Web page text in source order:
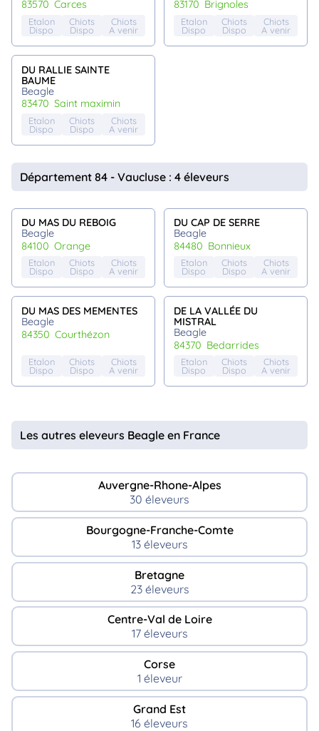
83570 carces
Etalon
Dispo
Chiots
Dispo
Chiots
A venir
83170 brignoles
Etalon
Dispo
Chiots
Dispo
Chiots
A venir
DU RALLIE SAINTE
BAUME
Beagle
83470
saint maximin
Etalon
Dispo
Chiots
Dispo
Chiots
A venir
Département 84 - Vaucluse : 4 éleveurs
DU MAS DU REBOIG
Beagle
84100
orange
Etalon
Dispo
Chiots
Dispo
Chiots
A venir
DU CAP DE SERRE
Beagle
84480
bonnieux
Etalon
Dispo
Chiots
Dispo
Chiots
A venir
DU MAS DES MEMENTES
Beagle
84350
courthézon
Etalon
Dispo
Chiots
Dispo
Chiots
A venir
DE LA VALLÉE DU
MISTRAL
Beagle
84370
bedarrides
Etalon
Dispo
Chiots
Dispo
Chiots
A venir
Les autres eleveurs Beagle en France
Auvergne-Rhone-Alpes
30 éleveurs
Bourgogne-Franche-Comte
13 éleveurs
Bretagne
23 éleveurs
Centre-Val de Loire
17 éleveurs
Corse
1 éleveur
Grand Est
16 éleveurs